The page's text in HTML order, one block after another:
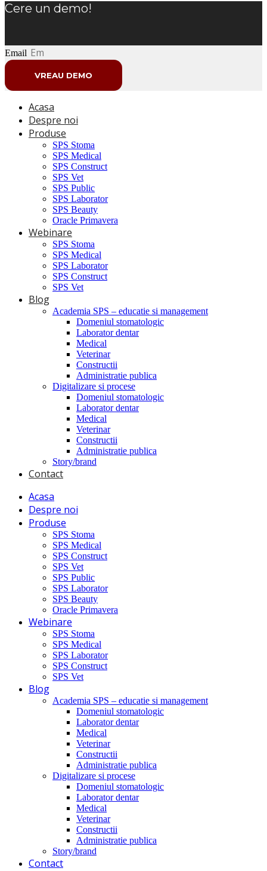
Cere un demo!
Email
VREAU DEMO
Acasa
Despre noi
Produse
SPS Stoma
SPS Medical
SPS Construct
SPS Vet
SPS Public
SPS Laborator
SPS Beauty
Oracle Primavera
Webinare
SPS Stoma
SPS Medical
SPS Laborator
SPS Construct
SPS Vet
Blog
Academia SPS – educatie si management
Domeniul stomatologic
Laborator dentar
Medical
Veterinar
Constructii
Administratie publica
Digitalizare si procese
Domeniul stomatologic
Laborator dentar
Medical
Veterinar
Constructii
Administratie publica
Story/brand
Contact
Acasa
Despre noi
Produse
SPS Stoma
SPS Medical
SPS Construct
SPS Vet
SPS Public
SPS Laborator
SPS Beauty
Oracle Primavera
Webinare
SPS Stoma
SPS Medical
SPS Laborator
SPS Construct
SPS Vet
Blog
Academia SPS – educatie si management
Domeniul stomatologic
Laborator dentar
Medical
Veterinar
Constructii
Administratie publica
Digitalizare si procese
Domeniul stomatologic
Laborator dentar
Medical
Veterinar
Constructii
Administratie publica
Story/brand
Contact